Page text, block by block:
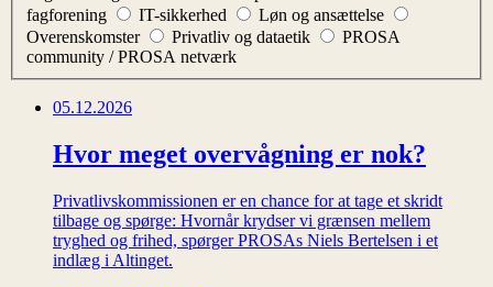
fagforening
IT-sikkerhed
Løn og ansættelse
Overenskomster
Privatliv og dataetik
PROSA
community / PROSA netværk
05.12.2026
Hvor meget overvågning er nok?
Privatlivskommissionen er en chance for at tage et skridt
tilbage og spørge: Hvornår krydser vi grænsen mellem
tryghed og frihed, spørger PROSAs Niels Bertelsen i et
indlæg i Altinget.